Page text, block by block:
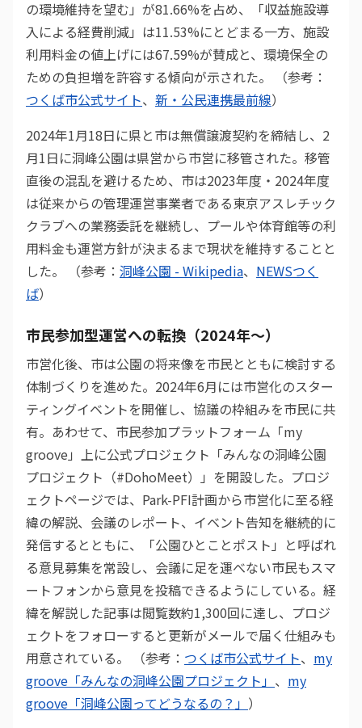
の環境維持を望む」が81.66%を占め、「収益施設導
入による経費削減」は11.53%にとどまる一方、施設
利用料金の値上げには67.59%が賛成と、環境保全の
ための負担増を許容する傾向が示された。 （参考：
つくば市公式サイト、 新・公民連携最前線）
2024年1月18日に県と市は無償譲渡契約を締結し、2
月1日に洞峰公園は県営から市営に移管された。移管
直後の混乱を避けるため、市は2023年度・2024年度
は従来からの管理運営事業者である東京アスレチック
クラブへの業務委託を継続し、プールや体育館等の利
用料金も運営方針が決まるまで現状を維持することと
した。 （参考： 洞峰公園 - Wikipedia、 NEWSつく
ば）
市民参加型運営への転換（2024年〜）
市営化後、市は公園の将来像を市民とともに検討する
体制づくりを進めた。2024年6月には市営化のスター
ティングイベントを開催し、協議の枠組みを市民に共
有。あわせて、市民参加プラットフォーム「my
groove」上に公式プロジェクト「みんなの洞峰公園
プロジェクト（#DohoMeet）」を開設した。プロジ
ェクトページでは、Park-PFI計画から市営化に至る経
緯の解説、会議のレポート、イベント告知を継続的に
発信するとともに、「公園ひとことポスト」と呼ばれ
る意見募集を常設し、会議に足を運べない市民もスマ
ートフォンから意見を投稿できるようにしている。経
緯を解説した記事は閲覧数約1,300回に達し、プロジ
ェクトをフォローすると更新がメールで届く仕組みも
用意されている。 （参考： つくば市公式サイト、 my
groove「みんなの洞峰公園プロジェクト」 、 my
groove「洞峰公園ってどうなるの？」 ）